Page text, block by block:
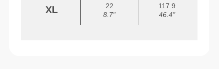
XL
22
8.7"
117.9
46.4"